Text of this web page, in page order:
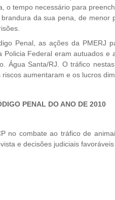
tempo necessário para
da sua pena, de menor
as ações da PMERJ
Federal eram autuados e
Água Santa/RJ. O tráfico
aumentaram e os lucros
PENAL DO ANO DE 2010
combate ao tráfico de
e decisões judiciais favoráveis